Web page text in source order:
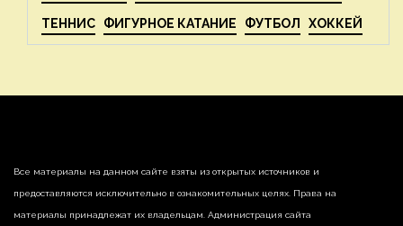
ТЕННИС ФИГУРНОЕ КАТАНИЕ ФУТБОЛ ХОККЕЙ
Все материалы на данном сайте взяты из открытых источников и
предоставляются исключительно в ознакомительных целях. Права на
материалы принадлежат их владельцам. Администрация сайта